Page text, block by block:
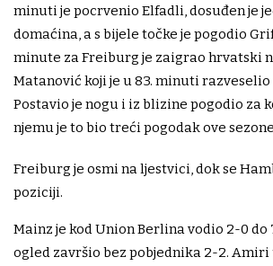
minuti je pocrvenio Elfadli, dosuđen je
domaćina, a s bijele točke je pogodio
minute za Freiburg je zaigrao hrvatski
Matanović koji je u 83. minuti razveselio
Postavio je nogu i iz blizine pogodio za
njemu je to bio treći pogodak ove
Freiburg je osmi na ljestvici, dok se
poziciji.
Mainz je kod Union Berlina vodio 2-0 do
ogled završio bez pobjednika 2-2.